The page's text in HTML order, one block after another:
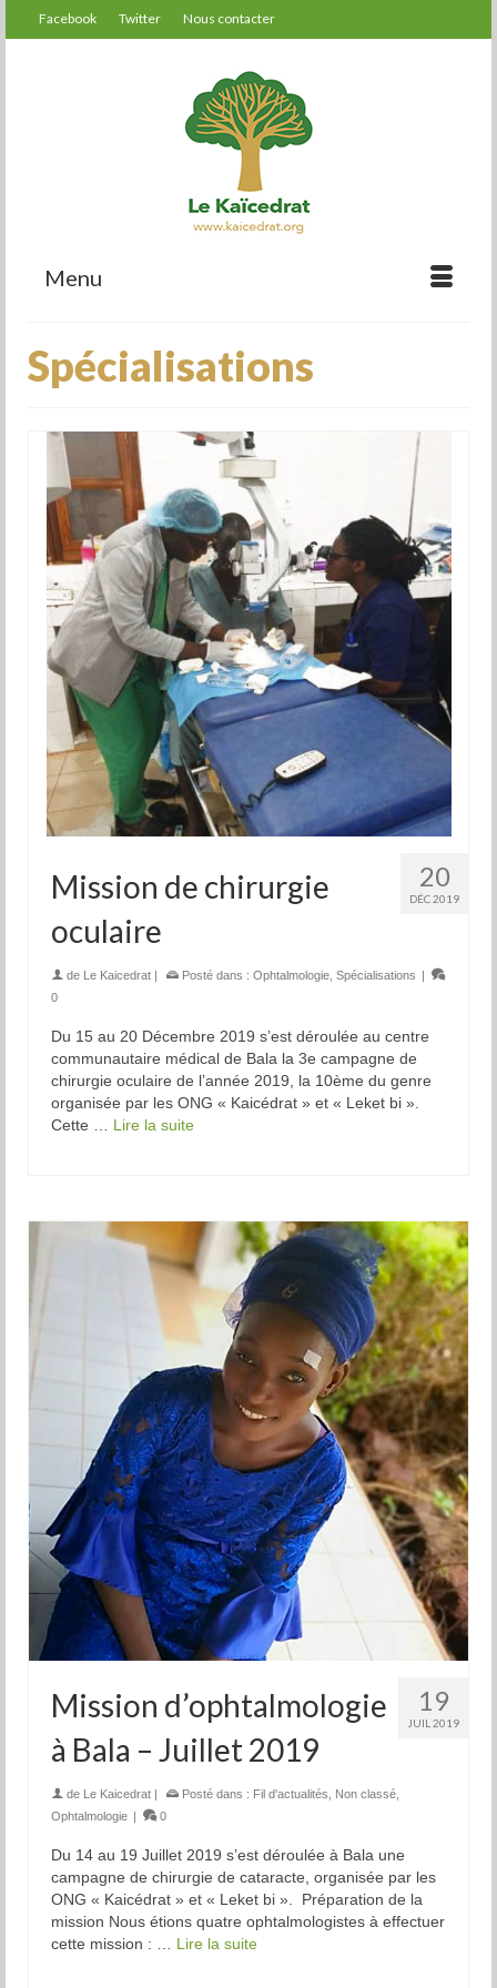
Facebook Twitter Nous contacter
Menu
Spécialisations
20
DÉC 2019
Mission de chirurgie
oculaire
de Le Kaicedrat | Posté dans : Ophtalmologie Spécialisations |
0
Du 15 au 20 Décembre 2019 s’est déroulée au centre
communautaire médical de Bala la 3e campagne de
chirurgie oculaire de l’année 2019, la 10ème du genre
organisée par les ONG « Kaicédrat » et « Leket bi ».
Cette … Lire la suite
19
JUIL 2019
Mission d’ophtalmologie
à Bala – Juillet 2019
de Le Kaicedrat | Posté dans : Fil d'actualités Non classé
Ophtalmologie | 0
Du 14 au 19 Juillet 2019 s’est déroulée à Bala une
campagne de chirurgie de cataracte, organisée par les
ONG « Kaicédrat » et « Leket bi ». Préparation de la
mission Nous étions quatre ophtalmologistes à effectuer
cette mission : … Lire la suite